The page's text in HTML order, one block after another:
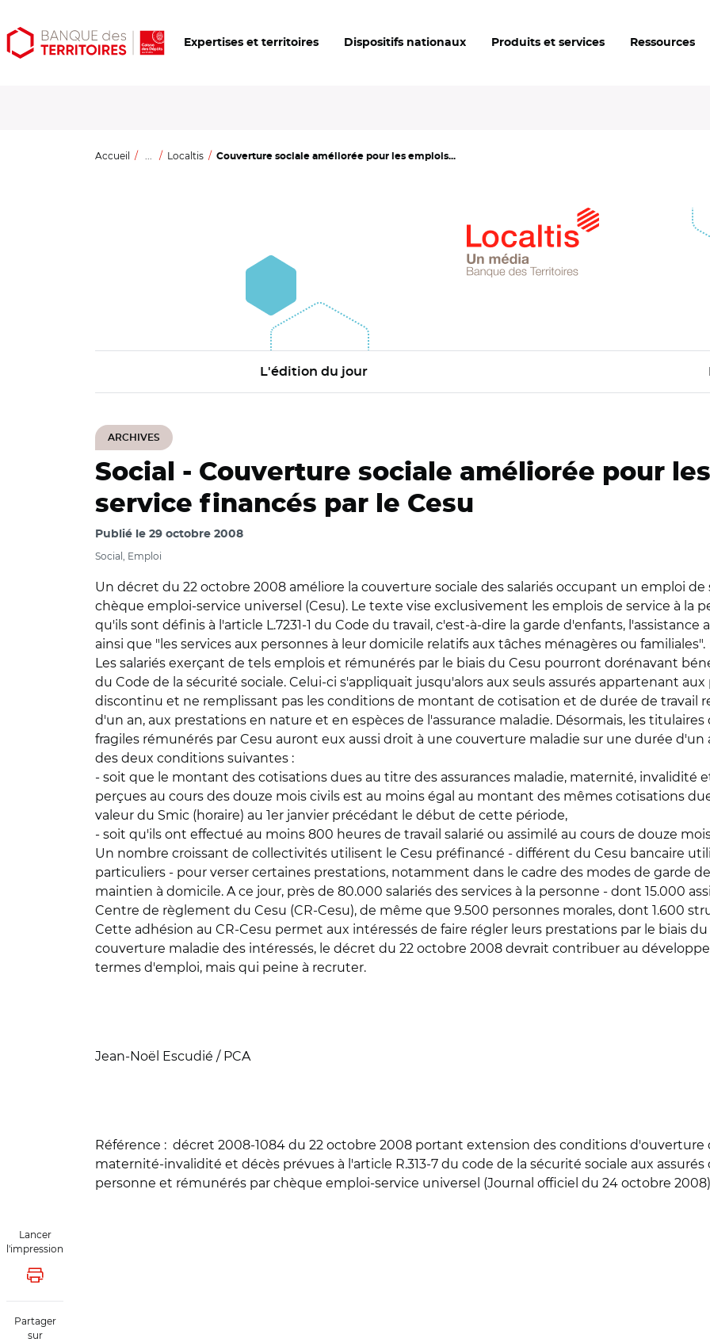
Aller
au
Aller
au
Ouvrir
les
Expertises et territoires Dispositifs nationaux Produits et services Ressources
Accueil ... Localtis Couverture sociale améliorée pour les emplois...
L'édition du jour
ARCHIVES
Lancer
l'impression
Lancer l'impression
Partager
sur
Social - Couverture sociale améliorée pour
service financés par le Cesu
Publié le 29 octobre 2008
Social, Emploi
Un décret du 22 octobre 2008 améliore la couverture sociale des salariés occupant un emploi
chèque emploi-service universel (Cesu). Le texte vise exclusivement les emplois de service à la
qu'ils sont définis à l'article L.7231-1 du Code du travail, c'est-à-dire la garde d'enfants,
ainsi que "les services aux personnes à leur domicile relatifs aux tâches ménagères ou familiales".
Les salariés exerçant de tels emplois et rémunérés par le biais du Cesu pourront dorénavant
du Code de la sécurité sociale. Celui-ci s'appliquait jusqu'alors aux seuls assurés appartenant
discontinu et ne remplissant pas les conditions de montant de cotisation et de durée de travail
d'un an, aux prestations en nature et en espèces de l'assurance maladie. Désormais, les
fragiles rémunérés par Cesu auront eux aussi droit à une couverture maladie sur une durée d'un
des deux conditions suivantes :
- soit que le montant des cotisations dues au titre des assurances maladie, maternité, invalidité
perçues au cours des douze mois civils est au moins égal au montant des mêmes cotisations
valeur du Smic (horaire) au 1er janvier précédant le début de cette période,
- soit qu'ils ont effectué au moins 800 heures de travail salarié ou assimilé au cours de douze
Un nombre croissant de collectivités utilisent le Cesu préfinancé - différent du Cesu bancaire
particuliers - pour verser certaines prestations, notamment dans le cadre des modes de garde
maintien à domicile. A ce jour, près de 80.000 salariés des services à la personne - dont 15.000
Centre de règlement du Cesu (CR-Cesu), de même que 9.500 personnes morales, dont 1.600
Cette adhésion au CR-Cesu permet aux intéressés de faire régler leurs prestations par le biais
couverture maladie des intéressés, le décret du 22 octobre 2008 devrait contribuer au
termes d'emploi, mais qui peine à recruter.
Jean-Noël Escudié / PCA
Référence : décret 2008-1084 du 22 octobre 2008 portant extension des conditions
maternité-invalidité et décès prévues à l'article R.313-7 du code de la sécurité sociale aux
personne et rémunérés par chèque emploi-service universel (Journal officiel du 24 octobre